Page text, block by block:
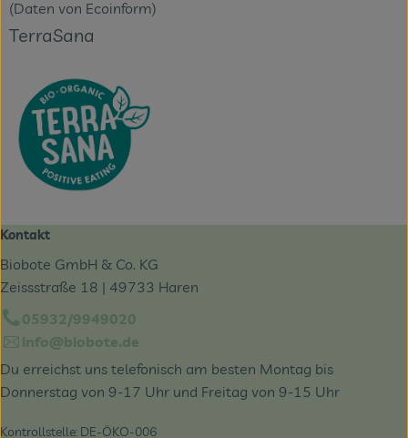
(Daten von Ecoinform)
TerraSana
Kontakt
Biobote GmbH & Co. KG
Zeissstraße 18 | 49733 Haren
05932/9949020
info@biobote.de
Du erreichst uns telefonisch am besten Montag bis
Donnerstag von 9-17 Uhr und Freitag von 9-15 Uhr
Kontrollstelle: DE-ÖKO-006